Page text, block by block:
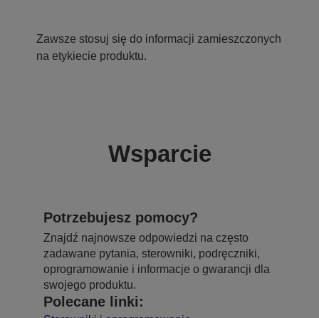
Zawsze stosuj się do informacji zamieszczonych
na etykiecie produktu.
Wsparcie
Potrzebujesz pomocy?
Znajdź najnowsze odpowiedzi na często
zadawane pytania, sterowniki, podręczniki,
oprogramowanie i informacje o gwarancji dla
swojego produktu.
Polecane linki: